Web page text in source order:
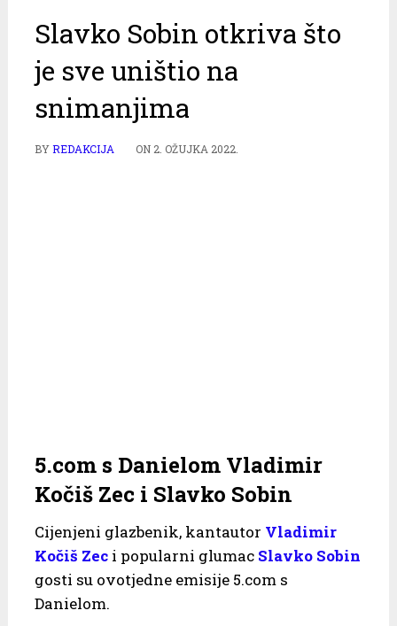
Slavko Sobin otkriva što
je sve uništio na
snimanjima
BYREDAKCIJA ON 2. OŽUJKA 2022.
5.com s Danielom Vladimir
Kočiš Zec i Slavko Sobin
Cijenjeni glazbenik, kantautor Vladimir
Kočiš Zeci popularni glumac Slavko Sobin
gosti su ovotjedne emisije 5.com s
Danielom.